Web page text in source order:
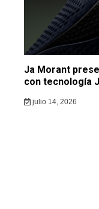
Ja Morant
con tecnología
julio 14, 2026